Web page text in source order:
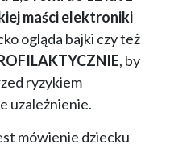
maści elektroniki
ogląda bajki czy też
, by
ryzykiem
uzależnienie.
mówienie dziecku